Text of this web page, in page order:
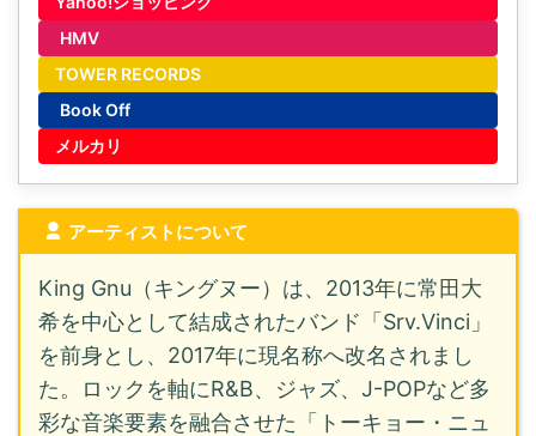
HMV
TOWER RECORDS
Book Off
メルカリ
アーティストについて
King Gnu（キングヌー）は、2013年に常田大
希を中心として結成されたバンド「Srv.Vinci」
を前身とし、2017年に現名称へ改名されまし
た。ロックを軸にR&B、ジャズ、J-POPなど多
彩な音楽要素を融合させた「トーキョー・ニュ